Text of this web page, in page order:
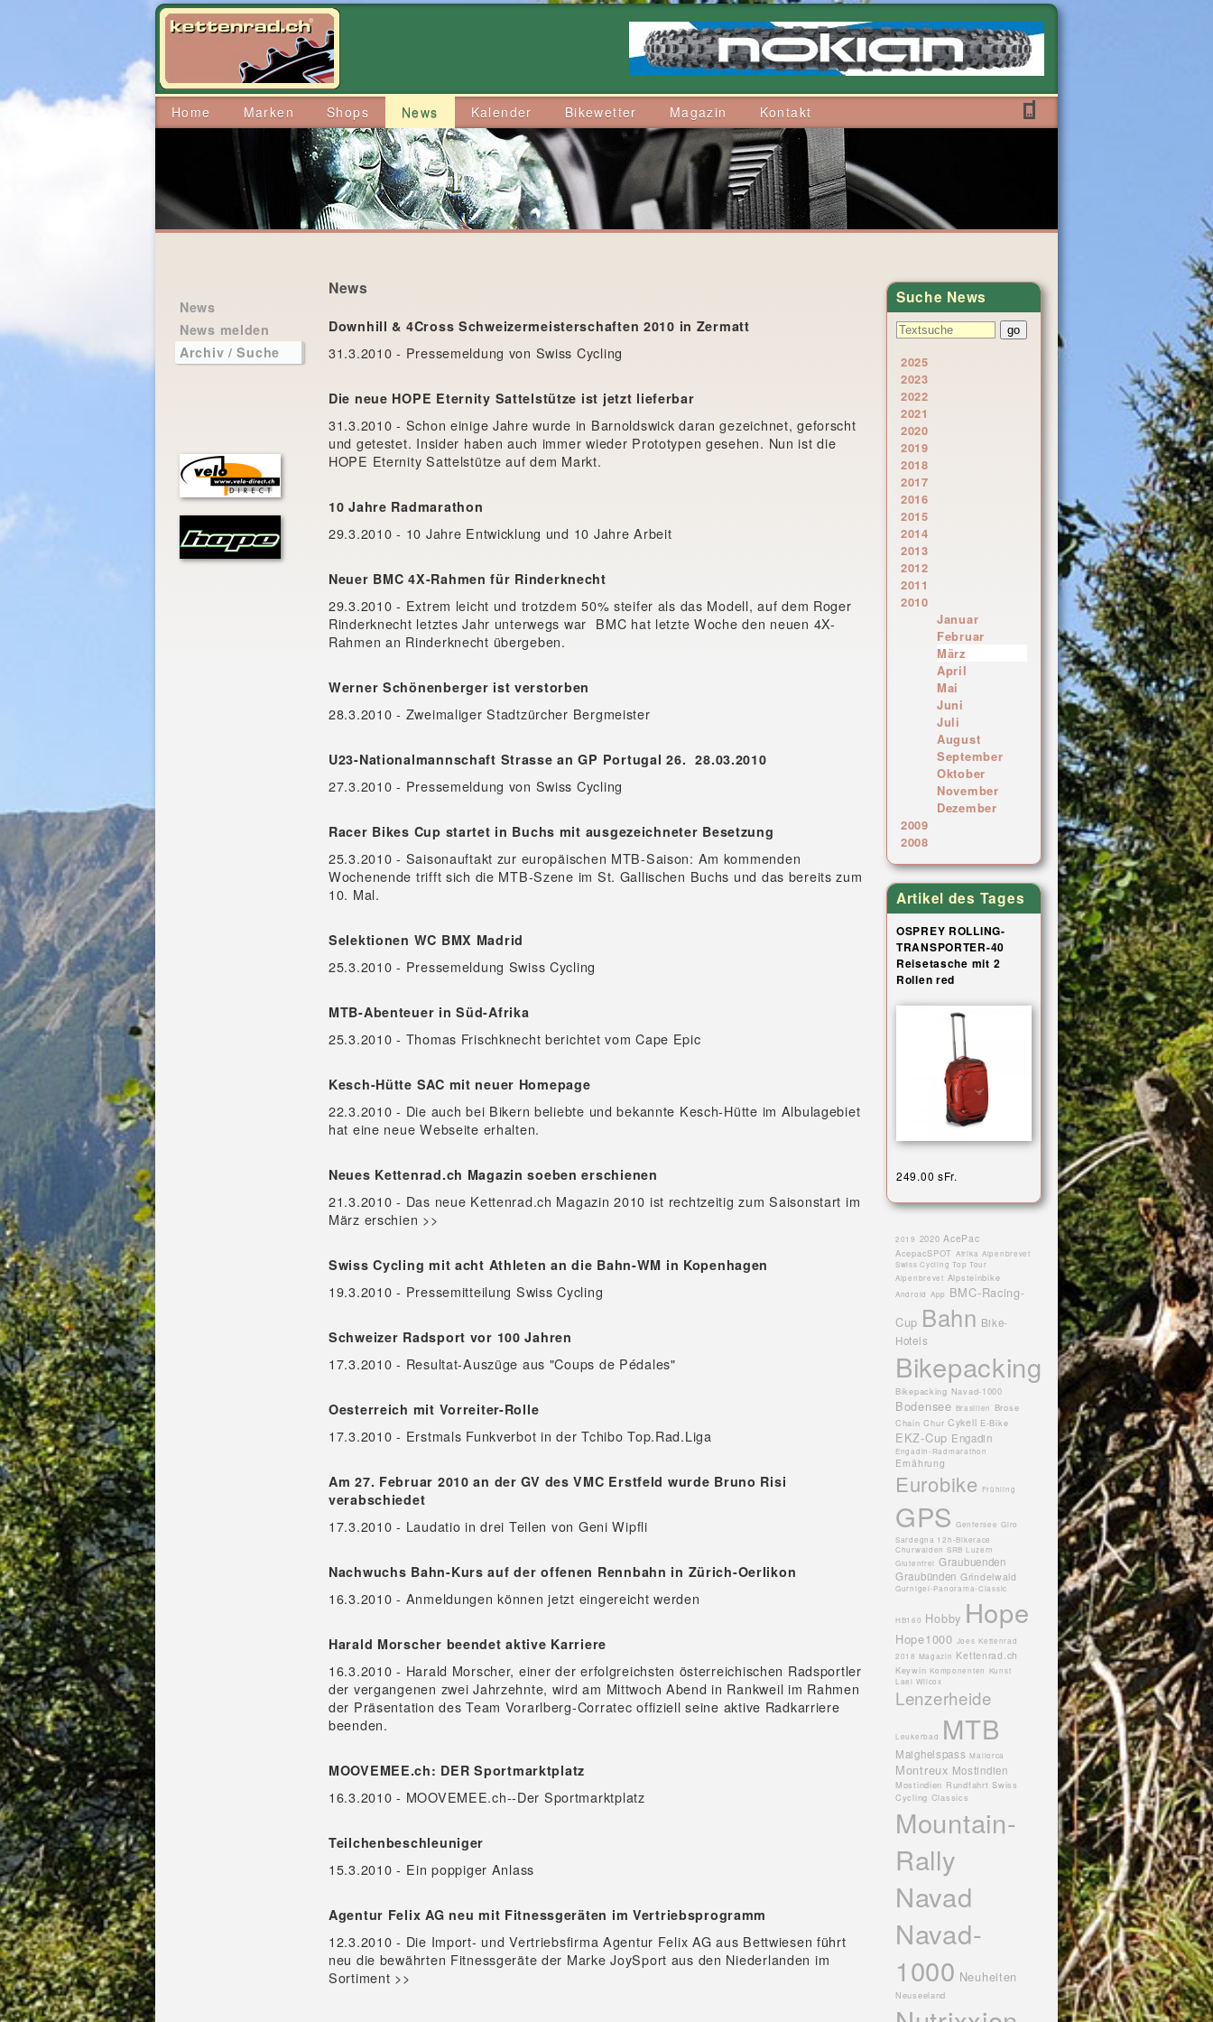
Home Marken Shops News Kalender Bikewetter Magazin Kontakt
News
News melden
Archiv / Suche
News
Downhill & 4Cross Schweizermeisterschaften 2010 in Zermatt
31.3.2010 - Pressemeldung von Swiss Cycling
Die neue HOPE Eternity Sattelstütze ist jetzt lieferbar
31.3.2010 - Schon einige Jahre wurde in Barnoldswick daran gezeichnet, geforscht
und getestet. Insider haben auch immer wieder Prototypen gesehen. Nun ist die
HOPE Eternity Sattelstütze auf dem Markt.
10 Jahre Radmarathon
29.3.2010 - 10 Jahre Entwicklung und 10 Jahre Arbeit
Neuer BMC 4X-Rahmen für Rinderknecht
29.3.2010 - Extrem leicht und trotzdem 50% steifer als das Modell, auf dem Roger
Rinderknecht letztes Jahr unterwegs war  BMC hat letzte Woche den neuen 4X-
Rahmen an Rinderknecht übergeben.
Werner Schönenberger ist verstorben
28.3.2010 - Zweimaliger Stadtzürcher Bergmeister
U23-Nationalmannschaft Strasse an GP Portugal 26.  28.03.2010
27.3.2010 - Pressemeldung von Swiss Cycling
Racer Bikes Cup startet in Buchs mit ausgezeichneter Besetzung
25.3.2010 - Saisonauftakt zur europäischen MTB-Saison: Am kommenden
Wochenende trifft sich die MTB-Szene im St. Gallischen Buchs und das bereits zum
10. Mal.
Selektionen WC BMX Madrid
25.3.2010 - Pressemeldung Swiss Cycling
MTB-Abenteuer in Süd-Afrika
25.3.2010 - Thomas Frischknecht berichtet vom Cape Epic
Kesch-Hütte SAC mit neuer Homepage
22.3.2010 - Die auch bei Bikern beliebte und bekannte Kesch-Hütte im Albulagebiet
hat eine neue Webseite erhalten.
Neues Kettenrad.ch Magazin soeben erschienen
21.3.2010 - Das neue Kettenrad.ch Magazin 2010 ist rechtzeitig zum Saisonstart im
März erschien >>
Swiss Cycling mit acht Athleten an die Bahn-WM in Kopenhagen
19.3.2010 - Pressemitteilung Swiss Cycling
Schweizer Radsport vor 100 Jahren
17.3.2010 - Resultat-Auszüge aus "Coups de Pédales"
Oesterreich mit Vorreiter-Rolle
17.3.2010 - Erstmals Funkverbot in der Tchibo Top.Rad.Liga
Am 27. Februar 2010 an der GV des VMC Erstfeld wurde Bruno Risi
verabschiedet
17.3.2010 - Laudatio in drei Teilen von Geni Wipfli
Nachwuchs Bahn-Kurs auf der offenen Rennbahn in Zürich-Oerlikon
16.3.2010 - Anmeldungen können jetzt eingereicht werden
Harald Morscher beendet aktive Karriere
16.3.2010 - Harald Morscher, einer der erfolgreichsten österreichischen Radsportler
der vergangenen zwei Jahrzehnte, wird am Mittwoch Abend in Rankweil im Rahmen
der Präsentation des Team Vorarlberg-Corratec offiziell seine aktive Radkarriere
beenden.
MOOVEMEE.ch: DER Sportmarktplatz
16.3.2010 - MOOVEMEE.ch--Der Sportmarktplatz
Teilchenbeschleuniger
15.3.2010 - Ein poppiger Anlass
Agentur Felix AG neu mit Fitnessgeräten im Vertriebsprogramm
12.3.2010 - Die Import- und Vertriebsfirma Agentur Felix AG aus Bettwiesen führt
neu die bewährten Fitnessgeräte der Marke JoySport aus den Niederlanden im
Sortiment >>
Suche News
2025
2023
2022
2021
2020
2019
2018
2017
2016
2015
2014
2013
2012
2011
2010
Januar
Februar
März
April
Mai
Juni
Juli
August
September
Oktober
November
Dezember
2009
2008
Artikel des Tages
OSPREY ROLLING-
TRANSPORTER-40
Reisetasche mit 2
Rollen red
249.00 sFr.
2019 2020 AcePac
AcepacSPOT Afrika Alpenbrevet
Swiss Cycling Top Tour
Alpenbrevet Alpsteinbike
Android App
BMC-Racing-
Cup Bahn Bike-
Hotels
Bikepacking
Bikepacking Navad-1000
Bodensee Brasilien
Brose
Chain Chur Cykell E-Bike
EKZ-Cup Engadin
Engadin-Radmarathon
Ernährung
Eurobike Frühling
GPS Genfersee Giro
Sardegna 12h-Bikerace
Churwalden SRB Luzern
Glutenfrei Graubuenden
Graubünden Grindelwald
Gurnigel-Panorama-Classic
HB160 Hobby Hope
Hope1000 Joes Kettenrad
2018 Magazin Kettenrad.ch
Keywin Komponenten Kunst
Lael Wilcox
Lenzerheide
Leukerbad MTB
Maighelspass Mallorca
Montreux Mostindien
Mostindien Rundfahrt Swiss
Cycling Classics
Mountain-
Rally
Navad
Navad-
1000 Neuheiten
Neuseeland